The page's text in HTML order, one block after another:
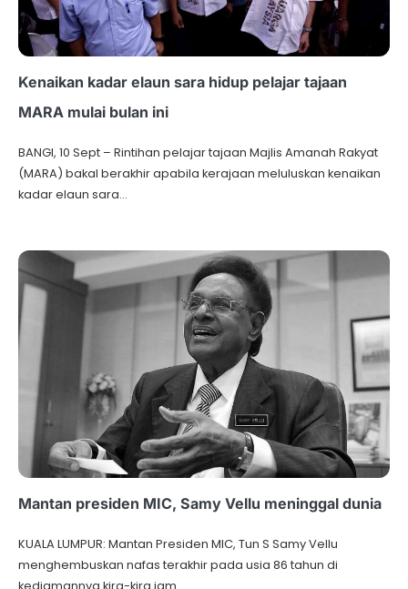
Kenaikan kadar elaun sara hidup pelajar tajaan
MARA mulai bulan ini
BANGI, 10 Sept – Rintihan pelajar tajaan Majlis Amanah Rakyat
(MARA) bakal berakhir apabila kerajaan meluluskan kenaikan
kadar elaun sara…
Mantan presiden MIC, Samy Vellu meninggal dunia
KUALA LUMPUR: Mantan Presiden MIC, Tun S Samy Vellu
menghembuskan nafas terakhir pada usia 86 tahun di
kediamannya kira-kira jam…